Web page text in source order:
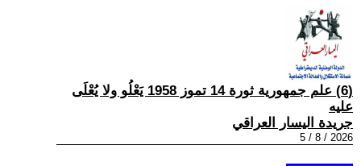
(6) علم جمهورية ثورة 14 تموز 1958 يَعْلُو ولا يُعْلَى
عليه
جريدة اليسار العراقي
2026 / 8 / 5